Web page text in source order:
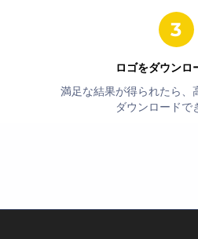
ロゴをダウンロ
満足な結果が得られたら、
ダウンロードで